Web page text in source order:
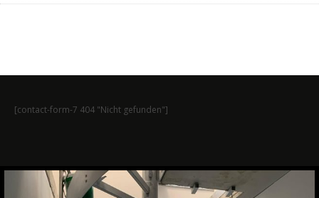
[contact-form-7 404 "Nicht gefunden"]